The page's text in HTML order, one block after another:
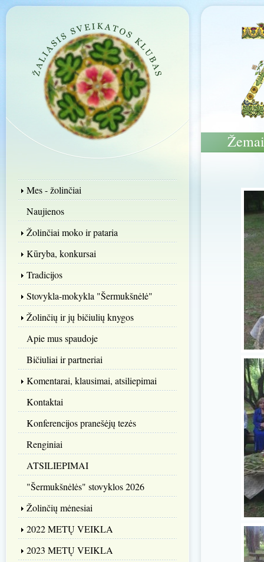
Mes - žolinčiai
Naujienos
Žolinčiai moko ir pataria
Kūryba, konkursai
Tradicijos
Stovykla-mokykla "Šermukšnėlė"
Žolinčių ir jų bičiulių knygos
Apie mus spaudoje
Bičiuliai ir partneriai
Komentarai, klausimai, atsiliepimai
Kontaktai
Konferencijos pranešėjų tezės
Renginiai
ATSILIEPIMAI
"Šermukšnėlės" stovyklos 2026
Žolinčių mėnesiai
2022 METŲ VEIKLA
2023 METŲ VEIKLA